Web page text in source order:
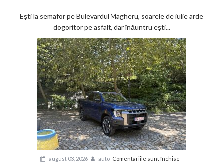
–
mică
cu
aer
de
Mediterana
Ești la semafor pe Bulevardul Magheru, soarele de iulie arde
dogoritor pe asfalt, dar înăuntru ești...
august 03, 2026 auto Comentariile sunt închise